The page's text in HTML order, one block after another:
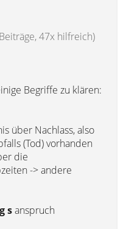
47x hilfreich)
Begriffe zu klären:
über Nachlass, also
(Tod) vorhanden
die
-> andere
sanspruch